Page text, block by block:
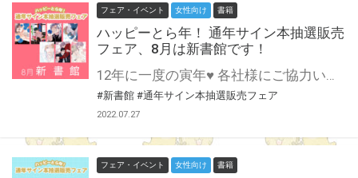
フェア・イベント 女性向け 書籍
ハッピーとら年！ 通年サイン本抽選販売
フェア、8月は新書館です！
#新書館 #通年サイン本抽選販売フェア
2022.07.27
フェア・イベント 女性向け 書籍